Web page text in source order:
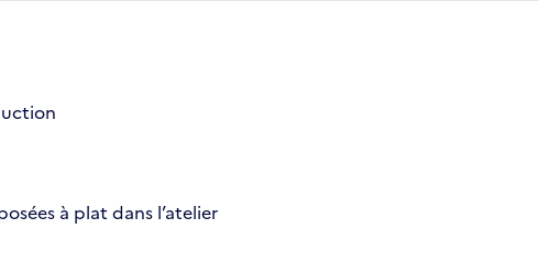
à plat dans l’atelier